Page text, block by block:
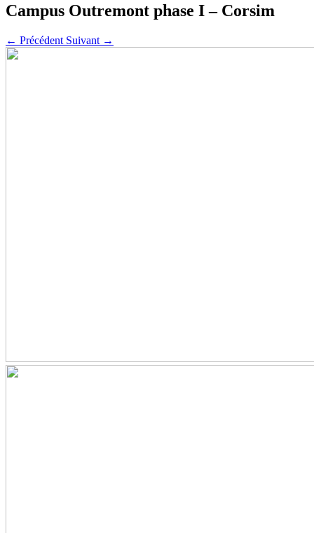
Campus Outremont phase I – Corsim
← Précédent Suivant →